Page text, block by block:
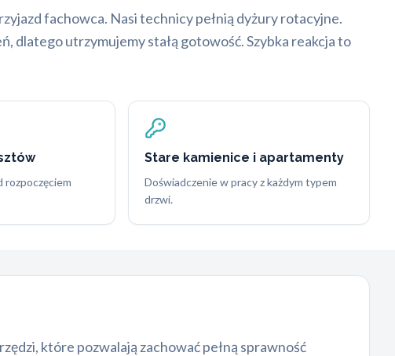
fachowca. Nasi technicy pełnią dyżury rotacyjne.
dlatego utrzymujemy stałą gotowość. Szybka reakcja to
rozpoczęciem
Stare kamienice i apartamenty
Doświadczenie w pracy z każdym typem
drzwi.
które pozwalają zachować pełną sprawność